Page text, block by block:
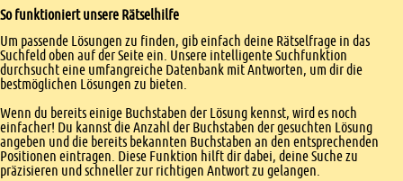
So funktioniert unsere Rätselhilfe
Um passende Lösungen zu finden, gib einfach deine Rätselfrage in das
Suchfeld oben auf der Seite ein. Unsere intelligente Suchfunktion
durchsucht eine umfangreiche Datenbank mit Antworten, um dir die
bestmöglichen Lösungen zu bieten.
Wenn du bereits einige Buchstaben der Lösung kennst, wird es noch
einfacher! Du kannst die Anzahl der Buchstaben der gesuchten Lösung
angeben und die bereits bekannten Buchstaben an den entsprechenden
Positionen eintragen. Diese Funktion hilft dir dabei, deine Suche zu
präzisieren und schneller zur richtigen Antwort zu gelangen.